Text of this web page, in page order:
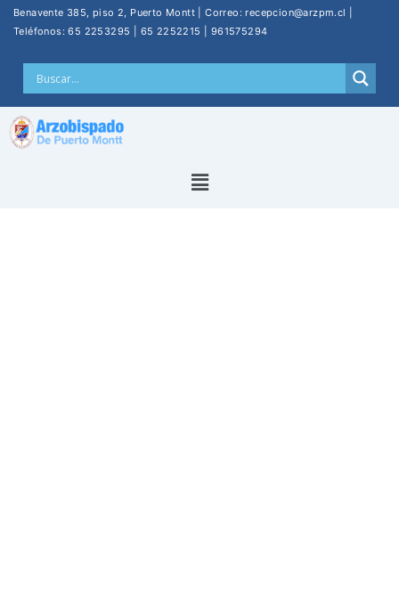
Benavente 385, piso 2, Puerto Montt | Correo: recepcion@arzpm.cl |
Teléfonos: 65 2253295 | 65 2252215 | 961575294